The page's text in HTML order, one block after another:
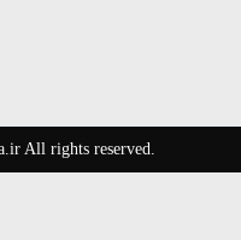
All rights reserved.